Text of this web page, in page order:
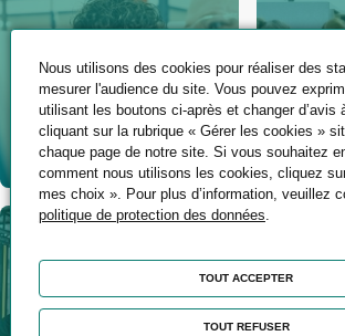
Les formations en
alternance
savoir
plus
Les
En
savoir
Nous utilisons des cookies pour réaliser des
mesurer l'audience du site. Vous pouvez
utilisant les boutons ci-après et changer d’avis
cliquant sur la rubrique « Gérer les cookies »
chaque page de notre site. Si vous souhaitez
comment nous utilisons les cookies, cliquez
mes choix ». Pour plus d’information, veuillez
politique de protection des données
TOUT ACCEPTER
TOUT REFUSER